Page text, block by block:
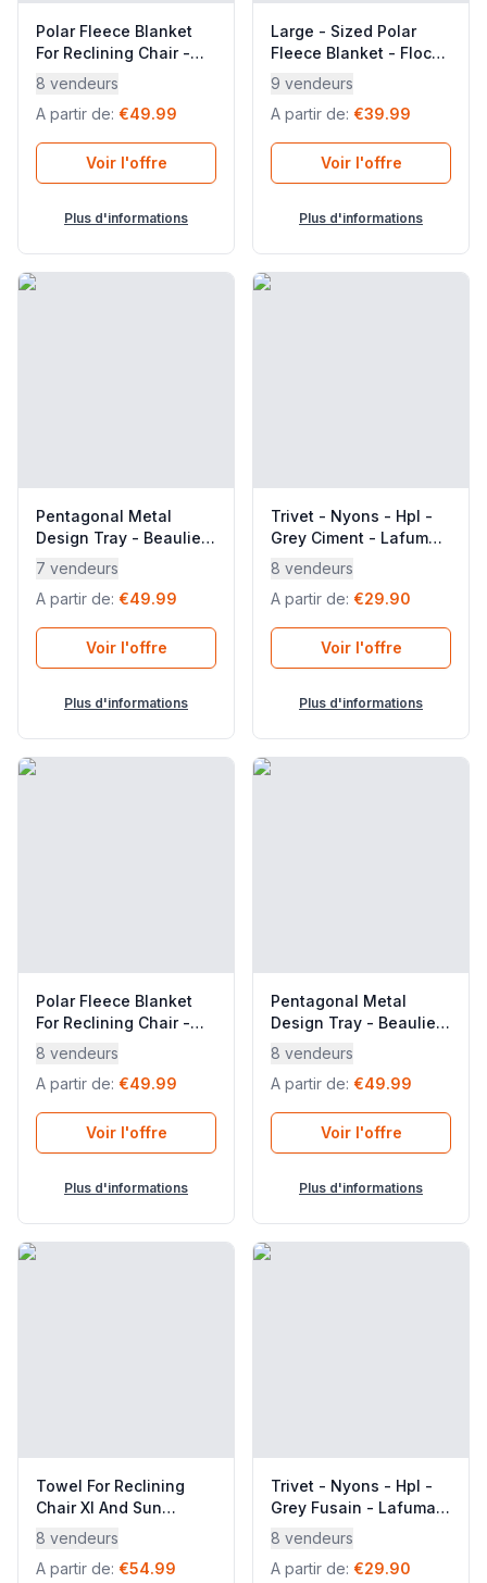
Polar Fleece Blanket
For Reclining Chair -
Flocon - Polaires - Blue
8 vendeurs
A partir de: €49.99
Voir l'offre
Plus d'informations
Large - Sized Polar
Fleece Blanket - Flocon
- Polaires - Beige Inuit
9 vendeurs
A partir de: €39.99
Voir l'offre
Plus d'informations
Pentagonal Metal
Design Tray - Beaulieu
- Acier - Blue Mistral
7 vendeurs
A partir de: €49.99
Voir l'offre
Plus d'informations
Trivet - Nyons - Hpl -
Grey Ciment - Lafuma
Mobilier
8 vendeurs
A partir de: €29.90
Voir l'offre
Plus d'informations
Polar Fleece Blanket
For Reclining Chair -
Flocon - Polaires -
Lafuma Mobilier
8 vendeurs
A partir de: €49.99
Voir l'offre
Plus d'informations
Pentagonal Metal
Design Tray - Beaulieu
- Acier - Red Aouro
8 vendeurs
A partir de: €49.99
Voir l'offre
Plus d'informations
Towel For Reclining
Chair Xl And Sun
Lounger - Littoral -
Lafuma Mobilier
8 vendeurs
A partir de: €54.99
Trivet - Nyons - Hpl -
Grey Fusain - Lafuma
Mobilier
8 vendeurs
A partir de: €29.90